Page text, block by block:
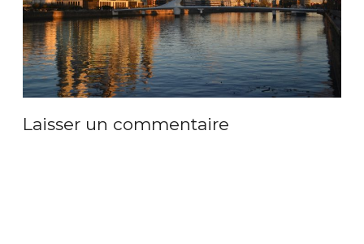
Laisser un commentaire